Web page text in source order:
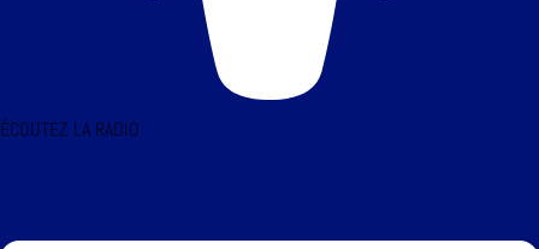
ÉCOUTEZ LA RADIO